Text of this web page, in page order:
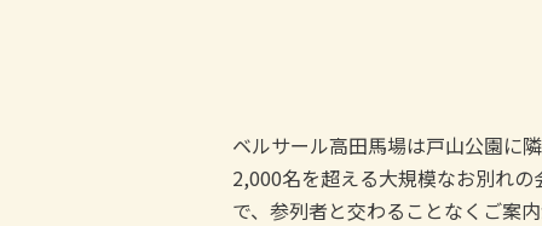
ベルサール高田馬場は戸山公園に
2,000名を超える大規模なお別れ
で、参列者と交わることなくご案